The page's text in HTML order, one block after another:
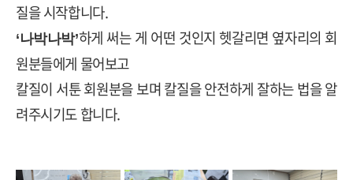
질을 시작합니다.
‘나박나박’하게 써는 게 어떤 것인지 헷갈리면 옆자리의 회
원분들에게 물어보고
칼질이 서툰 회원분을 보며 칼질을 안전하게 잘하는 법을 알
려주시기도 합니다.